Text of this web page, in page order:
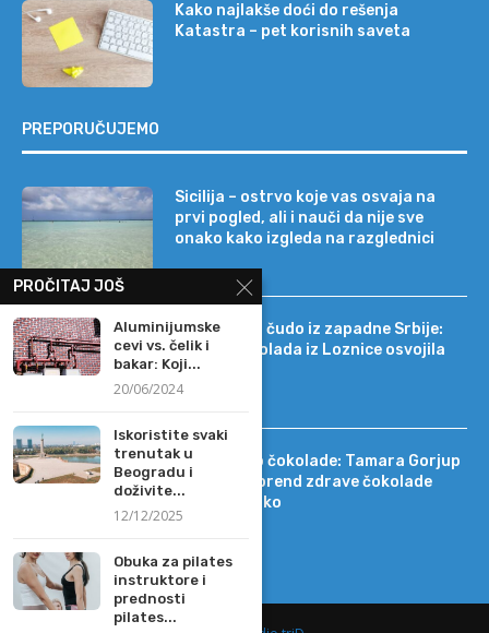
Kako najlakše doći do rešenja
Katastra – pet korisnih saveta
PREPORUČUJEMO
Sicilija – ostrvo koje vas osvaja na
prvi pogled, ali i nauči da nije sve
onako kako izgleda na razglednici
Tehnološko čudo iz zapadne Srbije:
kako je čokolada iz Loznice osvojila
22 tržišta
Od DIF-a do čokolade: Tamara Gorjup
pokrenula brend zdrave čokolade
Kapetan Koko
PROČITAJ JOŠ
Aluminijumske
cevi vs. čelik i
bakar: Koji...
20/06/2024
Iskoristite svaki
trenutak u
Beogradu i
doživite...
12/12/2025
Obuka za pilates
instruktore i
prednosti
pilates...